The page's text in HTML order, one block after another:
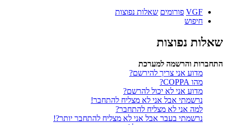
VGF פורומים שאלות נפוצות
חיפוש
שאלות נפוצות
התחברות והרשמה למערכת
מדוע אני צריך להירשם?
מהו COPPA?
מדוע אני לא יכול להרשם?
נרשמתי אבל אני לא מצליח להתחבר!
למה אני לא מצליח להתחבר?
נרשמתי בעבר אבל אני לא מצליח להתחבר יותר?!